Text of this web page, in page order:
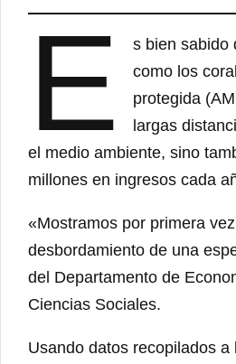
E
s bien sabido
como los
protegida
largas
el medio ambiente, sino
millones en ingresos cada
«Mostramos por primera
desbordamiento de una
del Departamento de
Ciencias Sociales.
Usando datos recopilados